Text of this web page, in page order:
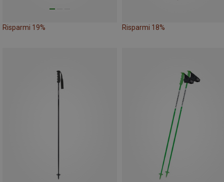
Risparmi 19% Risparmi 18%